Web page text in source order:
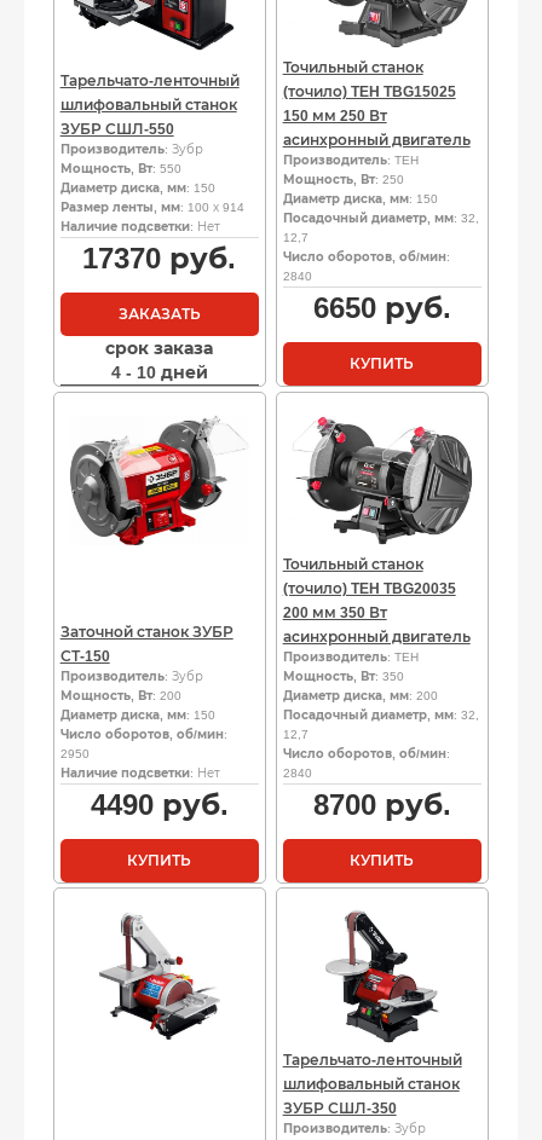
Тарельчато-ленточный
шлифовальный станок
ЗУБР СШЛ-550
Производитель: Зубр
Мощность, Вт: 550
Диаметр диска, мм: 150
Размер ленты, мм: 100 х 914
Наличие подсветки: Нет
17370 руб.
ЗАКАЗАТЬ
срок заказа
4 - 10 дней
Точильный станок
(точило) TEH TBG15025
150 мм 250 Вт
асинхронный двигатель
Производитель: TEH
Мощность, Вт: 250
Диаметр диска, мм: 150
Посадочный диаметр, мм: 32,
12,7
Число оборотов, об/мин:
2840
6650руб.
КУПИТЬ
Заточной станок ЗУБР
СТ-150
Производитель: Зубр
Мощность, Вт: 200
Диаметр диска, мм: 150
Число оборотов, об/мин:
2950
Наличие подсветки: Нет
4490руб.
КУПИТЬ
Точильный станок
(точило) TEH TBG20035
200 мм 350 Вт
асинхронный двигатель
Производитель: TEH
Мощность, Вт: 350
Диаметр диска, мм: 200
Посадочный диаметр, мм: 32,
12,7
Число оборотов, об/мин:
2840
8700руб.
КУПИТЬ
Тарельчато-ленточный
шлифовальный станок
ЗУБР СШЛ-350
Производитель: Зубр